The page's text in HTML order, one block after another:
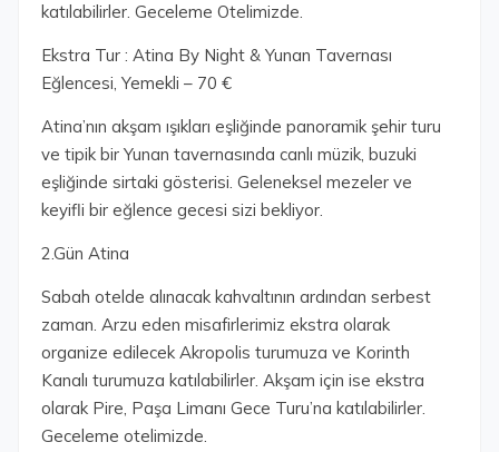
katılabilirler. Geceleme Otelimizde.
Ekstra Tur : Atina By Night & Yunan Tavernası
Eğlencesi, Yemekli – 70 €
Atina’nın akşam ışıkları eşliğinde panoramik şehir turu
ve tipik bir Yunan tavernasında canlı müzik, buzuki
eşliğinde sirtaki gösterisi. Geleneksel mezeler ve
keyifli bir eğlence gecesi sizi bekliyor.
2.Gün Atina
Sabah otelde alınacak kahvaltının ardından serbest
zaman. Arzu eden misafirlerimiz ekstra olarak
organize edilecek Akropolis turumuza ve Korinth
Kanalı turumuza katılabilirler. Akşam için ise ekstra
olarak Pire, Paşa Limanı Gece Turu’na katılabilirler.
Geceleme otelimizde.